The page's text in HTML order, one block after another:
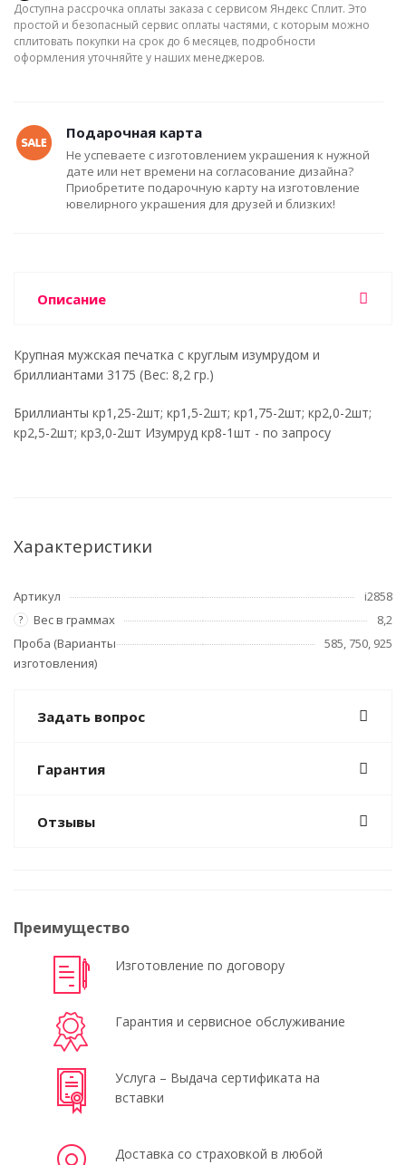
Доступна рассрочка оплаты заказа с сервисом Яндекс Сплит. Это
простой и безопасный сервис оплаты частями, с которым можно
сплитовать покупки на срок до 6 месяцев, подробности
оформления уточняйте у наших менеджеров.
Подарочная карта
Не успеваете с изготовлением украшения к нужной
дате или нет времени на согласование дизайна?
Приобретите подарочную карту на изготовление
ювелирного украшения для друзей и близких!
Описание
Крупная мужская печатка с круглым изумрудом и
бриллиантами 3175 (Вес: 8,2 гр.)
Бриллианты кр1,25-2шт; кр1,5-2шт; кр1,75-2шт; кр2,0-2шт;
кр2,5-2шт; кр3,0-2шт Изумруд кр8-1шт - по запросу
Характеристики
Артикул i2858
? Вес в граммах
8,2
Проба (Варианты
изготовления)
585, 750, 925
Задать вопрос
Гарантия
Отзывы
Преимущество
Изготовление по договору
Гарантия и сервисное обслуживание
Услуга – Выдача сертификата на
вставки
Доставка со страховкой в любой